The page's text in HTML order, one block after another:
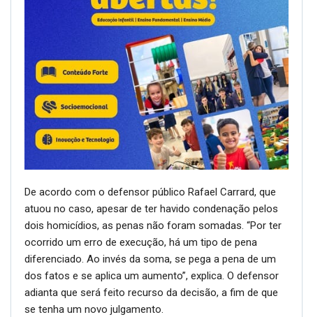
De acordo com o defensor público Rafael Carrard, que
atuou no caso, apesar de ter havido condenação pelos
dois homicídios, as penas não foram somadas. “Por ter
ocorrido um erro de execução, há um tipo de pena
diferenciado. Ao invés da soma, se pega a pena de um
dos fatos e se aplica um aumento”, explica. O defensor
adianta que será feito recurso da decisão, a fim de que
se tenha um novo julgamento.